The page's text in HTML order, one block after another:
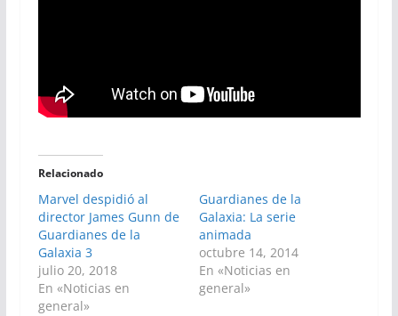
Relacionado
Marvel despidió al
director James Gunn de
Guardianes de la
Galaxia 3
julio 20, 2018
En «Noticias en
general»
Guardianes de la
Galaxia: La serie
animada
octubre 14, 2014
En «Noticias en
general»